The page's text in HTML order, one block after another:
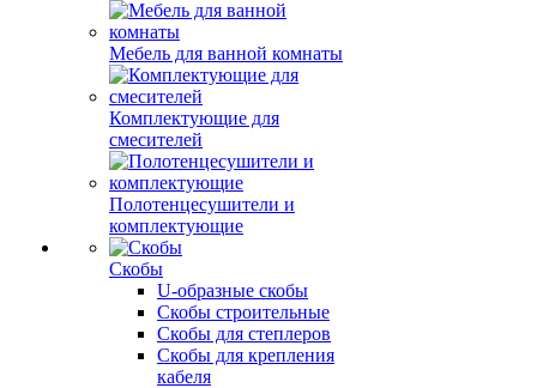
Мебель для ванной комнаты
Комплектующие для
смесителей
Полотенцесушители и
комплектующие
Скобы
U-образные скобы
Скобы строительные
Скобы для степлеров
Скобы для крепления
кабеля